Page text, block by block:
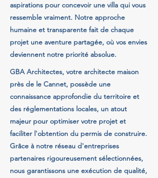
aspirations pour concevoir une villa qui vous
ressemble vraiment. Notre approche
humaine et transparente fait de chaque
projet une aventure partagée, où vos envies
deviennent notre priorité absolue.
GBA Architectes, votre architecte maison
près de le Cannet, possède une
connaissance approfondie du territoire et
des réglementations locales, un atout
majeur pour optimiser votre projet et
faciliter l'obtention du permis de construire.
Grâce à notre réseau d'entreprises
partenaires rigoureusement sélectionnées,
nous garantissons une exécution de qualité,